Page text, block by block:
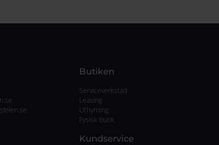
Butiken
Serviceverkstad
Leasing
Uthyrning
Fysisk butik
Kundservice